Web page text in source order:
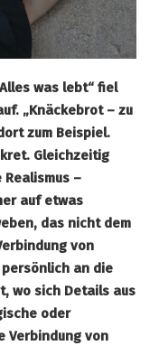
was lebt“ fiel
„Knäckebrot – zu
zum Beispiel.
Gleichzeitig
–
auf etwas
das nicht dem
von
persönlich an die
wo sich Details aus
oder
Verbindung von